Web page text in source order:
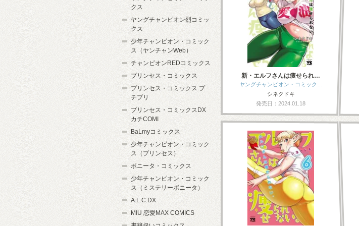
新・エルフさんは痩せられ…
ヤングチャンピオン・コミック…
シネクドキ
発売日：2024.01.18
クス
ヤングチャンピオン烈コミッ
クス
少年チャンピオン・コミック
ス（ヤンチャンWeb）
チャンピオンREDコミックス
プリンセス・コミックス
プリンセス・コミックス プ
チプリ
プリンセス・コミックスDX
カチCOMI
BaLmyコミックス
少年チャンピオン・コミック
ス（プリンセス）
ボニータ・コミックス
少年チャンピオン・コミック
ス（ミステリーボニータ）
A.L.C.DX
MIU 恋愛MAX COMICS